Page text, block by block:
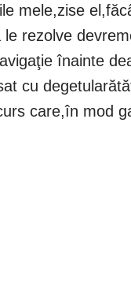
mele,zise
rezolve
înainte
cu
care,în mod